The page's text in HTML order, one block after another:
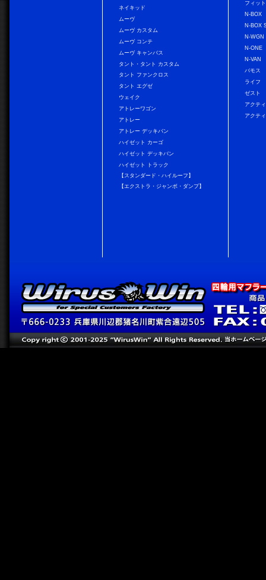
ネイキッド
ムーヴ
ムーヴ カスタム
ムーヴ コンテ
ムーヴ キャンバス
タント・タント カスタム
タント ファンクロス
タント エグゼ
ウェイク
アトレーワゴン
アトレー
アトレー デッキバン
ハイゼット カーゴ
ハイゼット デッキバン
ハイゼット トラック
【スタンダード・ハイルーフ】
【エクストラ・ジャンボ・ダンプ】
フィット
N-BOX
N-BOX
N-WGN
N-ONE
N-VAN
バモス
ライフ
ゼスト
アクテ
アクテ